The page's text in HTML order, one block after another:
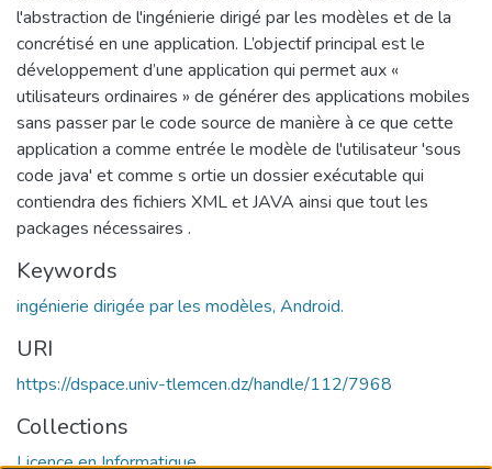
l'abstraction de l'ingénierie dirigé par les modèles et de la
concrétisé en une application. L’objectif principal est le
développement d’une application qui permet aux «
utilisateurs ordinaires » de générer des applications mobiles
sans passer par le code source de manière à ce que cette
application a comme entrée le modèle de l'utilisateur 'sous
code java' et comme s ortie un dossier exécutable qui
contiendra des fichiers XML et JAVA ainsi que tout les
packages nécessaires .
Keywords
ingénierie dirigée par les modèles, Android.
URI
https://dspace.univ-tlemcen.dz/handle/112/7968
Collections
Licence en Informatique